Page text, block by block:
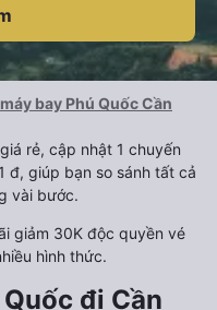
bay Phú Quốc Cần
rẻ, cập nhật 1 chuyến
đ, giúp bạn so sánh tất cả
vài bước.
giảm 30K độc quyền vé
hình thức.
đi Cần